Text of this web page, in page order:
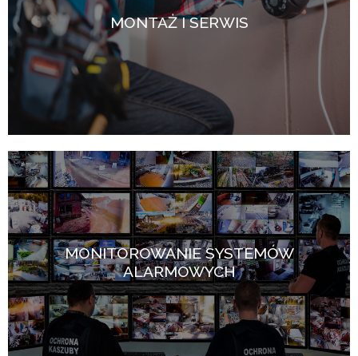
MONTAŻ I SERWIS
MONITOROWANIE SYSTEMÓW
ALARMOWYCH